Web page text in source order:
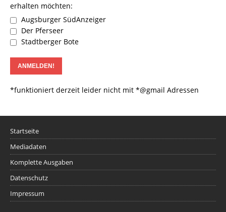
erhalten möchten:
Augsburger SüdAnzeiger
Der Pferseer
Stadtberger Bote
*funktioniert derzeit leider nicht mit *@gmail Adressen
Startseite
Mediadaten
Komplette Ausgaben
Datenschutz
Impressum